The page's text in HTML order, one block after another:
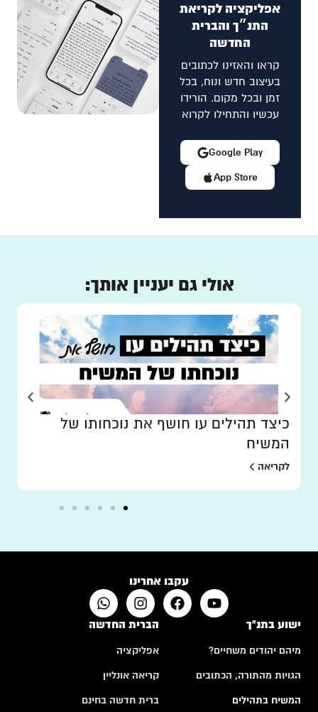
אפליקציה לקריאת
התנ״ך והברית
החדשה
קראו והאזינו לכתובים
בעיצוב חדש ונוח, בכל
זמן ובכל מקום. הורידו
עכשיו והתחילו לקרוא
App Store
Google Play
אולי גם יעניין אותך:
כיצד תהילים עו חושף את נוכחותו של
המשיח
לקריאה
עקבו אחרינו
ישוע בתנ"ך
מיהם יהודים משחיים?
הגויות מהתורה, הכתובים
המשיח בתהילים
הברית החדשה
אפליקציה
קריאה אונליין
ברית חדשה בחינם